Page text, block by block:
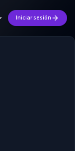
Iniciar sesión